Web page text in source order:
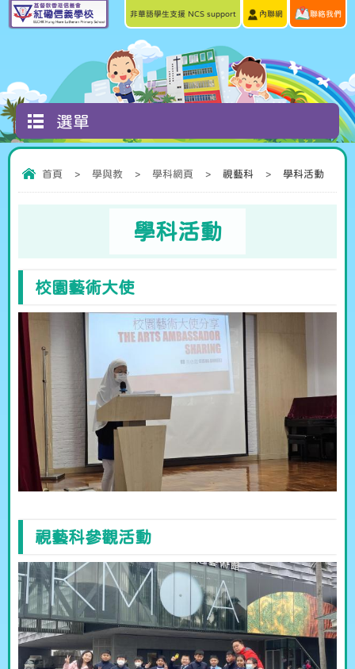
非華語學生支援 NCS support 內聯網 聯絡我們
選單
首頁 > 學與教 > 學科網頁 > 視藝科 > 學科活動
學科活動
校園藝術大使
視藝科參觀活動